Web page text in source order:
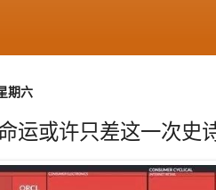
期六
运或许只差这一次史